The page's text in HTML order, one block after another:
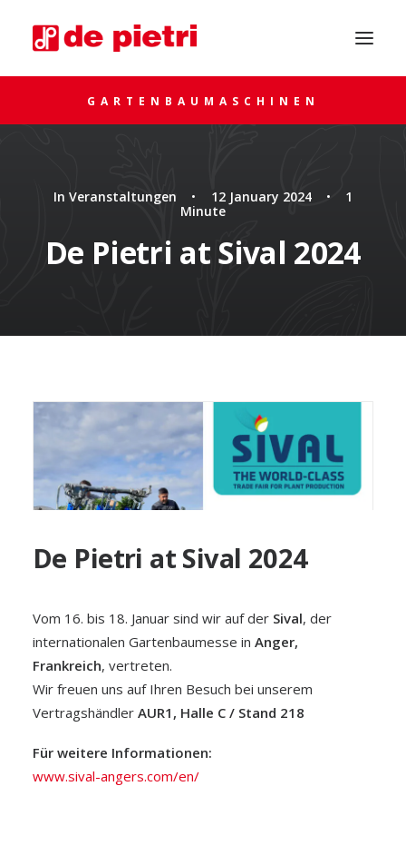
GARTENBAUMASCHINEN
InVeranstaltungen • 12 January 2024 •
1
Minute
De Pietri at Sival 2024
De Pietri at Sival 2024
Vom 16. bis 18. Januar sind wir auf der Sival, der
internationalen Gartenbaumesse in Anger,
Frankreich, vertreten.
Wir freuen uns auf Ihren Besuch bei unserem
Vertragshändler AUR1, Halle C / Stand 218
Für weitere Informationen:
www.sival-angers.com/en/